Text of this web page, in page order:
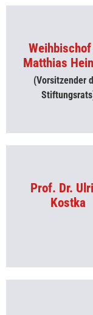
Weihbischof
Matthias
(Vorsitzender
Prof. Dr.
Kostka​